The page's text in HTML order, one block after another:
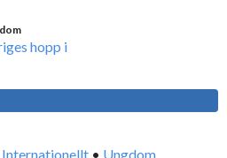
hopp i
Internationellt • Ungdom